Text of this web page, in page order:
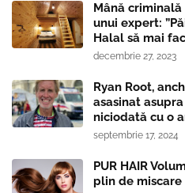
Mână
unui expert:
Halal să mai
decembrie 27, 2023
Ryan Root,
asasinat
niciodată cu o
septembrie 17, 2024
PUR HAIR
plin de